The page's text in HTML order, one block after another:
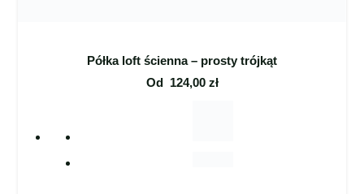
Półka loft ścienna – prosty trójkąt
Od 124,00 zł